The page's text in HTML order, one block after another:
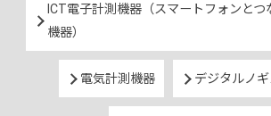
ICT電子計測機器（スマートフォンとつ
機器）
電気計測機器 デジタルノ